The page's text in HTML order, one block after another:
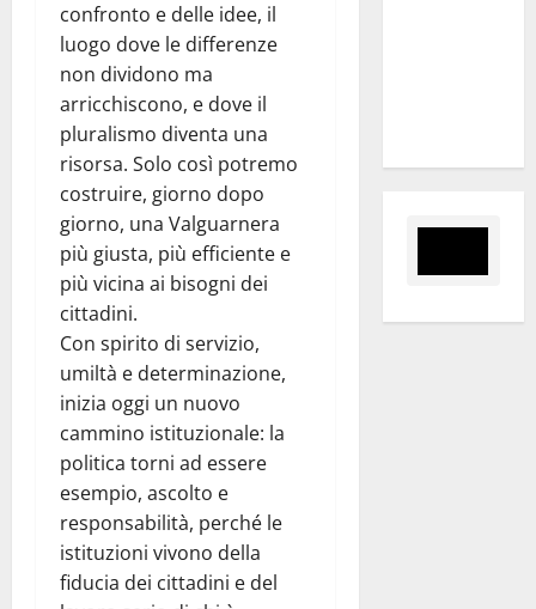
confronto e delle idee, il
luogo dove le differenze
non dividono ma
arricchiscono, e dove il
pluralismo diventa una
risorsa. Solo così potremo
costruire, giorno dopo
giorno, una Valguarnera
più giusta, più efficiente e
più vicina ai bisogni dei
cittadini.
Con spirito di servizio,
umiltà e determinazione,
inizia oggi un nuovo
cammino istituzionale: la
politica torni ad essere
esempio, ascolto e
responsabilità, perché le
istituzioni vivono della
fiducia dei cittadini e del